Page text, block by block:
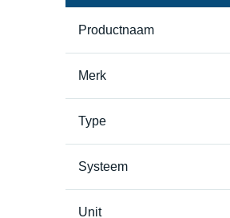
Productnaam
Merk
Type
Systeem
Unit